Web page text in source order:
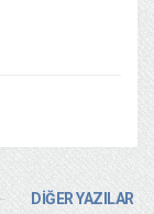
DİĞER YAZILAR